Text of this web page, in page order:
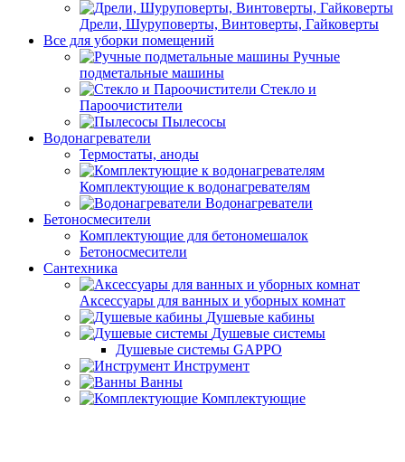
Дрели, Шуруповерты, Винтоверты, Гайковерты
Все для уборки помещений
Ручные
подметальные машины
Стекло и
Пароочистители
Пылесосы
Водонагреватели
Термостаты, аноды
Комплектующие к водонагревателям
Водонагреватели
Бетоносмесители
Комплектующие для бетономешалок
Бетоносмесители
Сантехника
Аксессуары для ванных и уборных комнат
Душевые кабины
Душевые системы
Душевые системы GAPPO
Инструмент
Ванны
Комплектующие